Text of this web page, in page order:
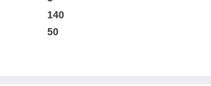
140
50